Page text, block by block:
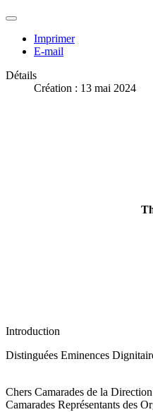
Imprimer
E-mail
Détails
Création : 13 mai 2024
Introduction
Distinguées Eminences
Chers Camarades de la
Camarades Représentants des